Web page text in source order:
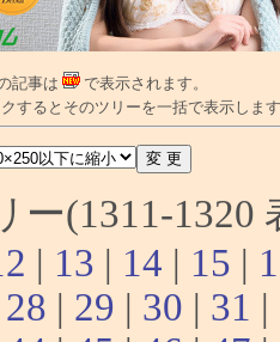
記事は
で表示されます。
するとそのツリーを一括で表示しま
ー(1311-
| 13 | 14 | 15 |
28 | 29 | 30 | 31 |